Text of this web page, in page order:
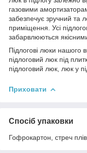
газовими
забезпечує зручний та
приміщення. Усі
забарвлюються
Підлогові люки нашого
підлоговий люк під
підлоговий люк, люк у
Приховати
Спосіб упаковки
Гофрокартон, стреч